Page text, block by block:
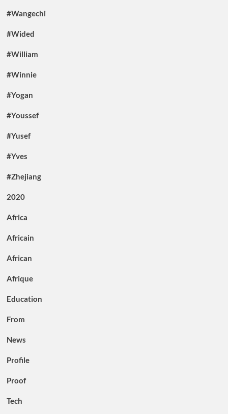
#Wangechi
#Wided
#William
#Winnie
#Yogan
#Youssef
#Yusef
#Yves
#Zhejiang
2020
Africa
Africain
African
Afrique
Education
From
News
Profile
Proof
Tech